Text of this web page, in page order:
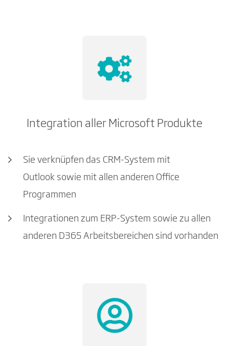
Integration aller Microsoft Produkte
Sie verknüpfen das CRM-System mit
Outlook sowie mit allen anderen Office
Programmen
Integrationen zum ERP-System sowie zu allen
anderen D365 Arbeitsbereichen sind vorhanden